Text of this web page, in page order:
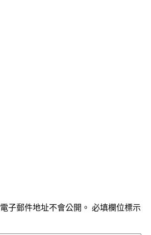
子郵件地址不會公開。 必填欄位標示